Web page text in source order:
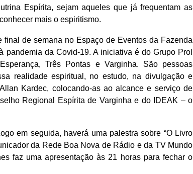
Espírita, sejam aqueles que já frequentam as
mais o espiritismo.
de semana no Espaço de Eventos da Fazenda
da Covid-19. A iniciativa é do Grupo Prol
Três Pontas e Varginha. São pessoas
realidade espiritual, no estudo, na divulgação e
Kardec, colocando-as ao alcance e serviço de
Regional Espírita de Varginha e do IDEAK – o
em seguida, haverá uma palestra sobre “O Livro
da Rede Boa Nova de Rádio e da TV Mundo
faz uma apresentação às 21 horas para fechar o